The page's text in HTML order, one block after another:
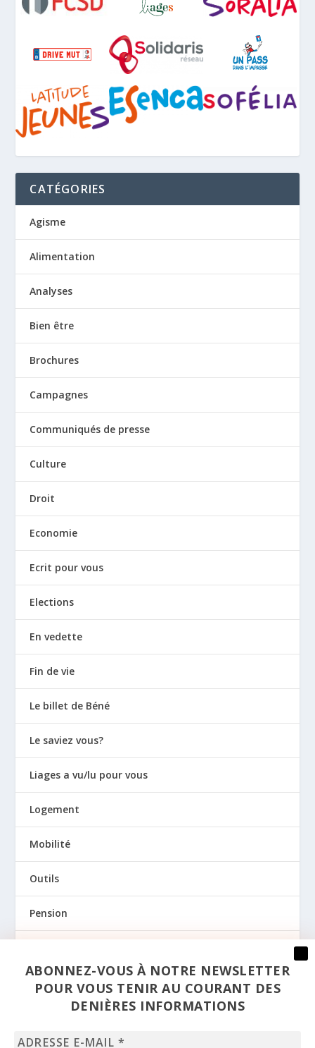
ABONNEZ-VOUS À NOTRE NEWSLETTER
POUR VOUS TENIR AU COURANT DES
DENIÈRES INFORMATIONS
Adresse
CATÉGORIES
Agisme
Alimentation
Analyses
Bien être
Brochures
Campagnes
Communiqués de presse
Culture
Droit
Economie
Ecrit pour vous
Elections
En vedette
Fin de vie
Le billet de Béné
Le saviez vous?
Liages a vu/lu pour vous
Logement
Mobilité
Outils
Pension
Regards